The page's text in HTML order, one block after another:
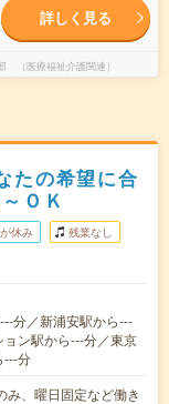
詳しく見る
（医療福祉介護関連）
たの希望に合
ＯＫ
休み 残業なし
分／新浦安駅から---
ン駅から---分／東京
---分
み、曜日固定など働き